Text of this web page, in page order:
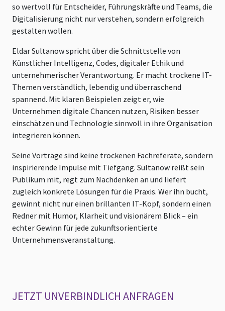
so wertvoll für Entscheider, Führungskräfte und Teams, die
Digitalisierung nicht nur verstehen, sondern erfolgreich
gestalten wollen.
Eldar Sultanow spricht über die Schnittstelle von
Künstlicher Intelligenz, Codes, digitaler Ethik und
unternehmerischer Verantwortung. Er macht trockene IT-
Themen verständlich, lebendig und überraschend
spannend. Mit klaren Beispielen zeigt er, wie
Unternehmen digitale Chancen nutzen, Risiken besser
einschätzen und Technologie sinnvoll in ihre Organisation
integrieren können.
Seine Vorträge sind keine trockenen Fachreferate, sondern
inspirierende Impulse mit Tiefgang. Sultanow reißt sein
Publikum mit, regt zum Nachdenken an und liefert
zugleich konkrete Lösungen für die Praxis. Wer ihn bucht,
gewinnt nicht nur einen brillanten IT-Kopf, sondern einen
Redner mit Humor, Klarheit und visionärem Blick – ein
echter Gewinn für jede zukunftsorientierte
Unternehmensveranstaltung.
JETZT UNVERBINDLICH ANFRAGEN